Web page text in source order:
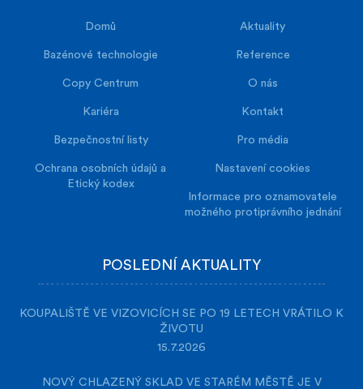
Domů Aktuality
Bazénové technologie Reference
Copy Centrum O nás
Kariéra Kontakt
Bezpečnostní listy Pro média
Ochrana osobních údajů a
Etický kodex
Nastavení cookies
Informace pro oznamovatele
možného protiprávního jednání
POSLEDNÍ AKTUALITY
KOUPALIŠTĚ VE VIZOVICÍCH SE PO 19 LETECH VRÁTILO K
ŽIVOTU
15.7.2026
NOVÝ CHLAZENÝ SKLAD VE STARÉM MĚSTĚ JE V